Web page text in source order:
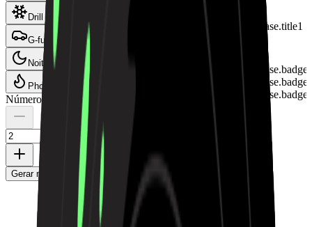
Drill britânico
G-funk da Costa Oeste
Noite de emo rap
Phonk de Memphis
Número de músicas a gerar
Gerar música
Landing.RapBeatShowcase.title1